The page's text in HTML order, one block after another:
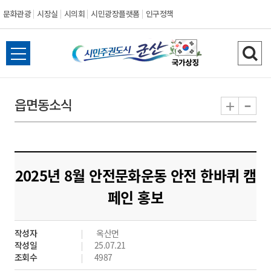
문화관광 시장실 시의회 시민광장플랫폼 인구정책
시
민
도
시
군
산
전
체
뉴
열
검
색
기
읍면동소식 + -
2025년 8월 안전문화운동 안전 한바퀴 캠
페인 홍보
작성자
옥산면
작성일
25.07.21
조회수
4987